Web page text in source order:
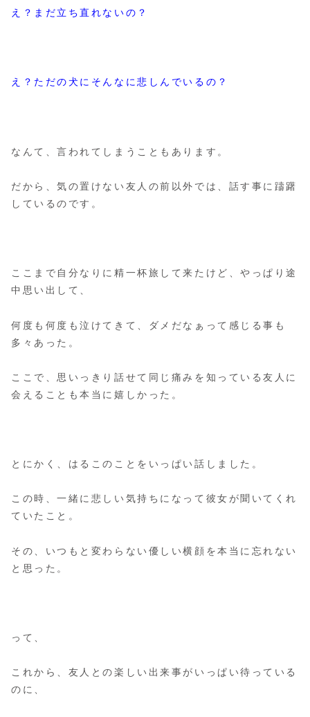
え？まだ立ち直れないの？
え？ただの犬にそんなに悲しんでいるの？
なんて、言われてしまうこともあります。
だから、気の置けない友人の前以外では、話す事に躊躇
しているのです。
ここまで自分なりに精一杯旅して来たけど、やっぱり途
中思い出して、
何度も何度も泣けてきて、ダメだなぁって感じる事も
多々あった。
ここで、思いっきり話せて同じ痛みを知っている友人に
会えることも本当に嬉しかった。
とにかく、はるこのことをいっぱい話しました。
この時、一緒に悲しい気持ちになって彼女が聞いてくれ
ていたこと。
その、いつもと変わらない優しい横顔を本当に忘れない
と思った。
って、
これから、友人との楽しい出来事がいっぱい待っている
のに、